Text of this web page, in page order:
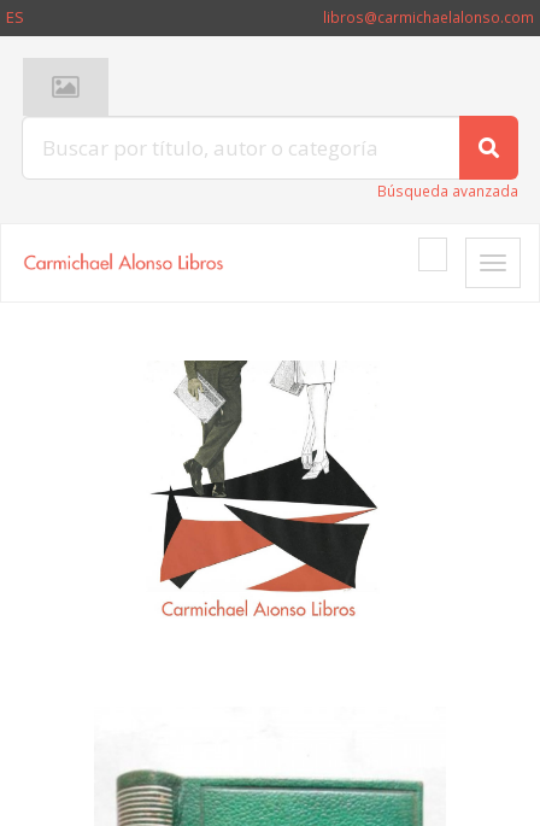
ES libros@carmichaelalonso.com
Búsqueda avanzada
Toggle